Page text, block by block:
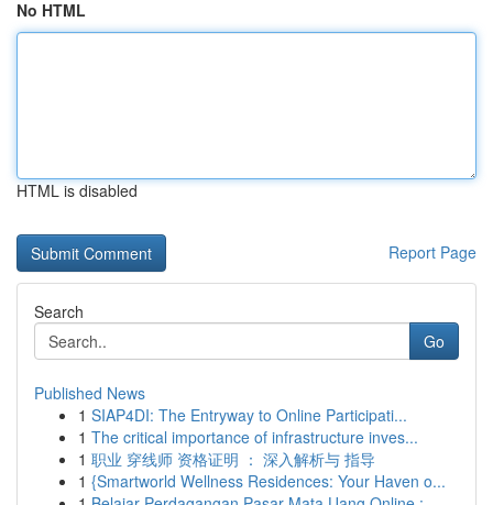
No HTML
HTML is disabled
Report Page
Search
Go
Published News
1 SIAP4DI: The Entryway to Online Participati...
1 The critical importance of infrastructure inves...
1 职业 穿线师 资格证明 ： 深入解析与 指导
1 {Smartworld Wellness Residences: Your Haven o...